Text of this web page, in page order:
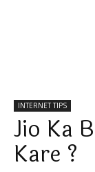
INTERNET TIPS
Jio Ka
Kare ?